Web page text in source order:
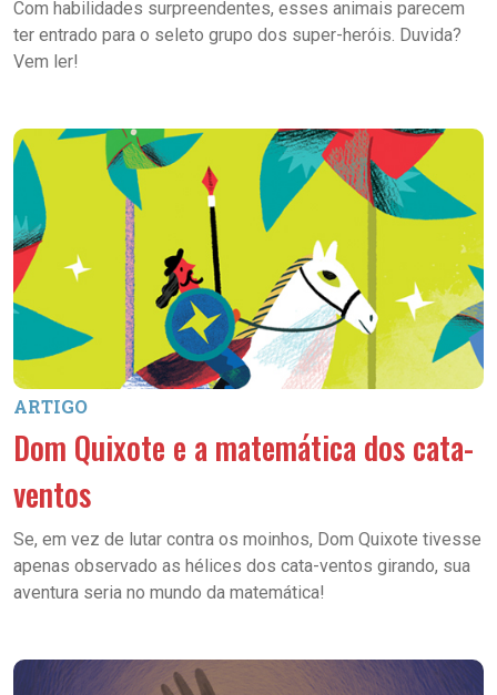
Com habilidades surpreendentes, esses animais parecem
ter entrado para o seleto grupo dos super-heróis. Duvida?
Vem ler!
ARTIGO
Dom Quixote e a matemática dos cata-
ventos
Se, em vez de lutar contra os moinhos, Dom Quixote tivesse
apenas observado as hélices dos cata-ventos girando, sua
aventura seria no mundo da matemática!